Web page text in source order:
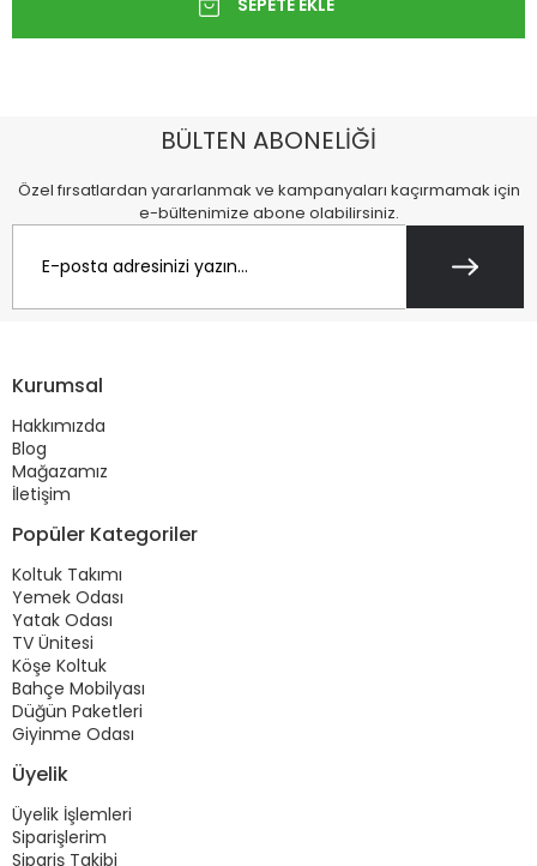
BÜLTEN ABONELİĞİ
Özel fırsatlardan yararlanmak ve kampanyaları kaçırmamak için
e-bültenimize abone olabilirsiniz.
Kurumsal
Hakkımızda
Blog
Mağazamız
İletişim
Popüler Kategoriler
Koltuk Takımı
Yemek Odası
Yatak Odası
TV Ünitesi
Köşe Koltuk
Bahçe Mobilyası
Düğün Paketleri
Giyinme Odası
Üyelik
Üyelik İşlemleri
Siparişlerim
Sipariş Takibi